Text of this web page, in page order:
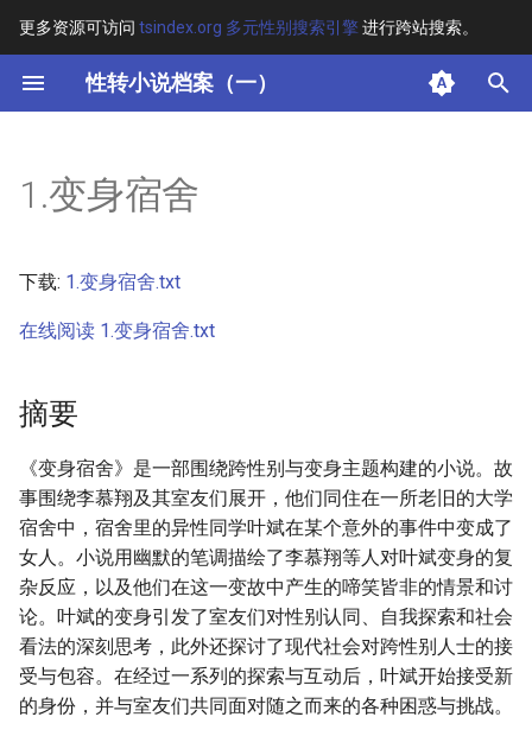
更多资源可访问 tsindex.org 多元性别搜索引擎进行跨站搜索。
性转小说档案（一）
键
开
搜
索
其他信息 [Processed Page
1.变身宿舍
下载: 1.变身宿舍.txt
在线阅读 1.变身宿舍.txt
摘要
《变身宿舍》是一部围绕跨性别与变身主题构建的小说。故
事围绕李慕翔及其室友们展开，他们同住在一所老旧的大学
宿舍中，宿舍里的异性同学叶斌在某个意外的事件中变成了
女人。小说用幽默的笔调描绘了李慕翔等人对叶斌变身的复
杂反应，以及他们在这一变故中产生的啼笑皆非的情景和讨
论。叶斌的变身引发了室友们对性别认同、自我探索和社会
看法的深刻思考，此外还探讨了现代社会对跨性别人士的接
受与包容。在经过一系列的探索与互动后，叶斌开始接受新
的身份，并与室友们共同面对随之而来的各种困惑与挑战。